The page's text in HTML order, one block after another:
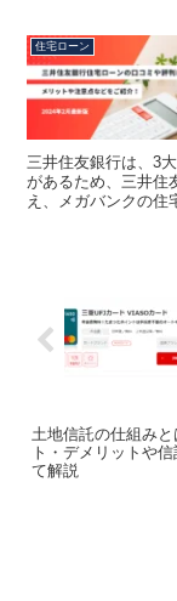
住宅ローン
三井住友銀行は、3
があるため、三井住
え、メガバンクの住
るかと思います。
土地信託の仕組み
ト・デメリットや
て解説